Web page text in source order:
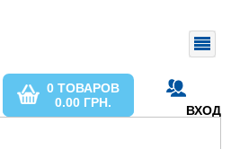
ВХОД
0 ТОВАРОВ
0.00 ГРН.